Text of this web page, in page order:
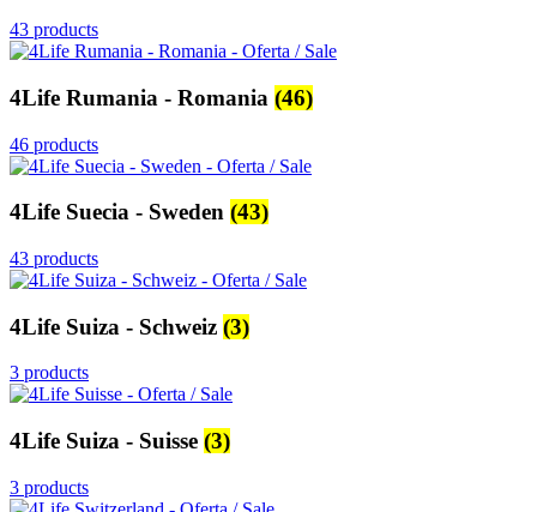
43 products
4Life Rumania - Romania (46)
46 products
4Life Suecia - Sweden (43)
43 products
4Life Suiza - Schweiz (3)
3 products
4Life Suiza - Suisse (3)
3 products